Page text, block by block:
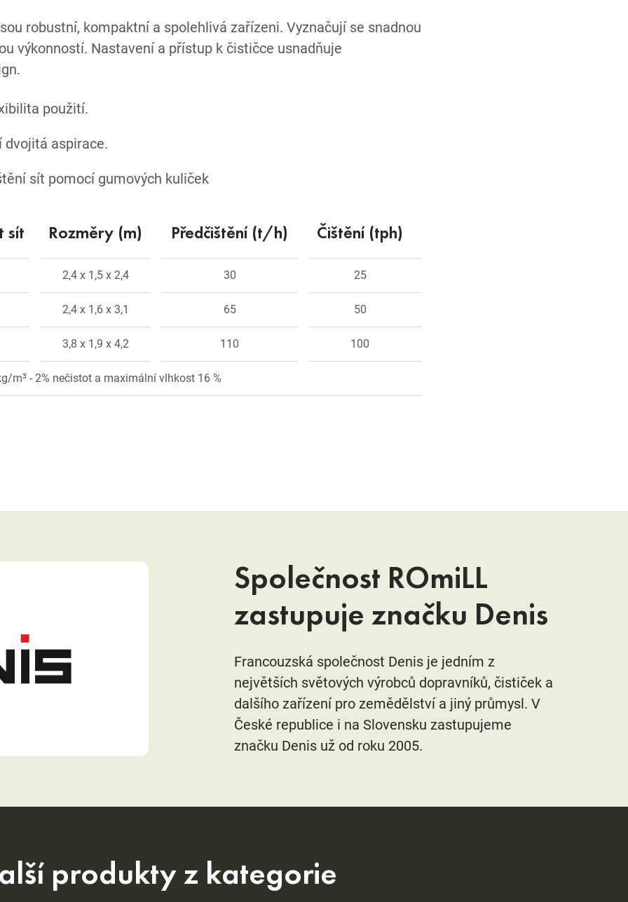
robustní, kompaktní a spolehlivá zařízeni. Vyznačují se snadnou
výkonností. Nastavení a přístup k čističce usnadňuje
použití.
dvojitá aspirace.
sít pomocí gumových kuliček
sít Rozměry (m) Předčištění (t/h) Čištění (tph)
2,4 x 1,5 x 2,4 30 25
2,4 x 1,6 x 3,1 65 50
3,8 x 1,9 x 4,2 110 100
m³ - 2% nečistot a maximální vlhkost 16 %
Společnost ROmiLL
zastupuje značku Denis
Francouzská společnost Denis je jedním z
největších světových výrobců dopravníků, čističek a
dalšího zařízení pro zemědělství a jiný průmysl. V
České republice i na Slovensku zastupujeme
značku Denis už od roku 2005.
produkty z kategorie